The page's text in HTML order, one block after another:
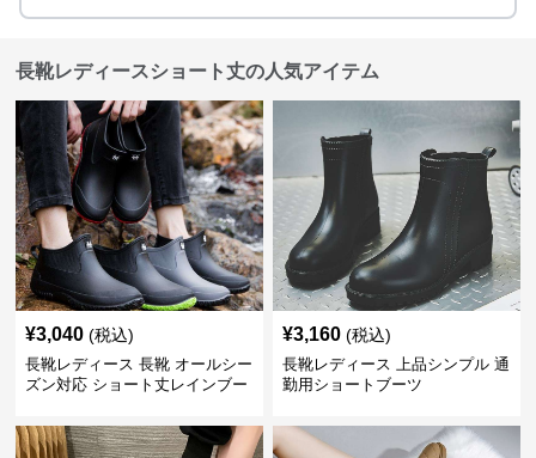
長靴レディースショート丈の人気アイテム
¥3,040 (税込)
長靴レディース 長靴 オールシー
ズン対応 ショート丈レインブー
¥3,160 (税込)
長靴レディース 上品シンプル 通
勤用ショートブーツ